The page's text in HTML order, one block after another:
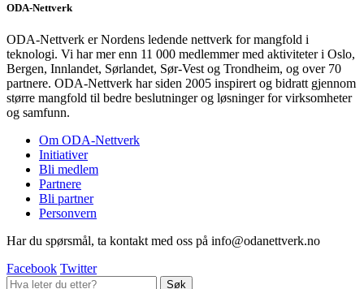
ODA-Nettverk
ODA-Nettverk er Nordens ledende nettverk for mangfold i
teknologi. Vi har mer enn 11 000 medlemmer med aktiviteter i Oslo,
Bergen, Innlandet, Sørlandet, Sør-Vest og Trondheim, og over 70
partnere. ODA-Nettverk har siden 2005 inspirert og bidratt gjennom
større mangfold til bedre beslutninger og løsninger for virksomheter
og samfunn.
Om ODA-Nettverk
Initiativer
Bli medlem
Partnere
Bli partner
Personvern
Har du spørsmål, ta kontakt med oss på info@odanettverk.no
Facebook Twitter